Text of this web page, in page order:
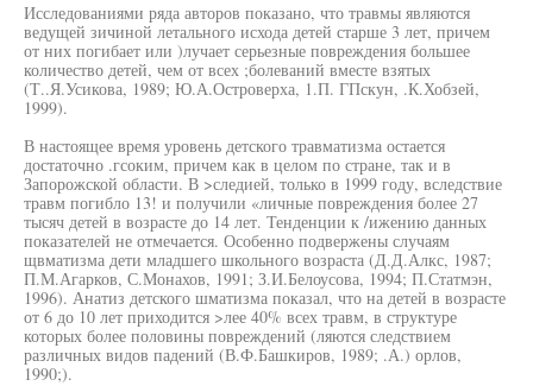
Исследованиями ряда авторов показано, что травмы являются
ведущей зичиной летального исхода детей старше 3 лет, причем
от них погибает или )лучает серьезные повреждения большее
количество детей, чем от всех ;болеваний вместе взятых
(Т..Я.Усикова, 1989; Ю.А.Островерха, 1.П. ГПскун, .К.Хобзей,
1999).
В настоящее время уровень детского травматизма остается
достаточно .гсоким, причем как в целом по стране, так и в
Запорожской области. В >следией, только в 1999 году, вследствие
травм погибло 13! и получили «личные повреждения более 27
тысяч детей в возрасте до 14 лет. Тенденции к /ижению данных
показателей не отмечается. Особенно подвержены случаям
щвматизма дети младшего школьного возраста (Д.Д.Алкс, 1987;
П.М.Агарков, С.Монахов, 1991; З.И.Белоусова, 1994; П.Статмэн,
1996). Анатиз детского шматизма показал, что на детей в возрасте
от 6 до 10 лет приходится >лее 40% всех травм, в структуре
которых более половины повреждений (ляются следствием
различных видов падений (В.Ф.Башкиров, 1989; .А.) орлов,
1990;).